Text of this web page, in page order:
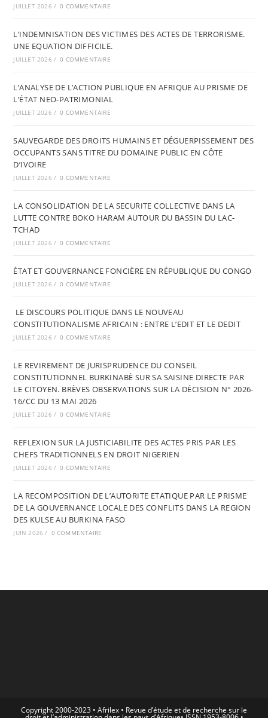
JUILLET 2026 / 0 COMMENTAIRE
L’INDEMNISATION DES VICTIMES DES ACTES DE TERRORISME.
UNE EQUATION DIFFICILE.
JUILLET 2026 / 0 COMMENTAIRE
L’ANALYSE DE L’ACTION PUBLIQUE EN AFRIQUE AU PRISME DE
L’ÉTAT NEO-PATRIMONIAL
JUILLET 2026 / 0 COMMENTAIRE
SAUVEGARDE DES DROITS HUMAINS ET DÉGUERPISSEMENT DES
OCCUPANTS SANS TITRE DU DOMAINE PUBLIC EN CÔTE
D’IVOIRE
JUILLET 2026 / 0 COMMENTAIRE
LA CONSOLIDATION DE LA SECURITE COLLECTIVE DANS LA
LUTTE CONTRE BOKO HARAM AUTOUR DU BASSIN DU LAC-
TCHAD
JUILLET 2026 / 0 COMMENTAIRE
ÉTAT ET GOUVERNANCE FONCIÈRE EN RÉPUBLIQUE DU CONGO
JUILLET 2026 / 0 COMMENTAIRE
LE DISCOURS POLITIQUE DANS LE NOUVEAU
CONSTITUTIONALISME AFRICAIN : ENTRE L’EDIT ET LE DEDIT
JUILLET 2026 / 0 COMMENTAIRE
LE REVIREMENT DE JURISPRUDENCE DU CONSEIL
CONSTITUTIONNEL BURKINABÈ SUR SA SAISINE DIRECTE PAR
LE CITOYEN. BRÈVES OBSERVATIONS SUR LA DÉCISION N° 2026-
16/CC DU 13 MAI 2026
JUILLET 2026 / 0 COMMENTAIRE
REFLEXION SUR LA JUSTICIABILITE DES ACTES PRIS PAR LES
CHEFS TRADITIONNELS EN DROIT NIGERIEN
JUILLET 2026 / 0 COMMENTAIRE
LA RECOMPOSITION DE L’AUTORITE ETATIQUE PAR LE PRISME
DE LA GOUVERNANCE LOCALE DES CONFLITS DANS LA REGION
DES KULSE AU BURKINA FASO
JUIN 2026 / 0 COMMENTAIRE
Copyright 2000-2023 • Afrilex • Revue d’étude et de recherche sur le